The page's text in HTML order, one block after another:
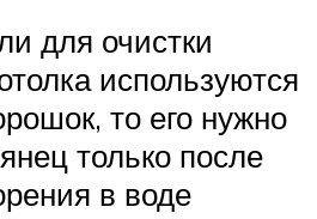
для очистки
используются
то его нужно
только после
в воде